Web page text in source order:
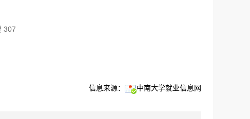
307
信息来源： 中南大学就业信息网